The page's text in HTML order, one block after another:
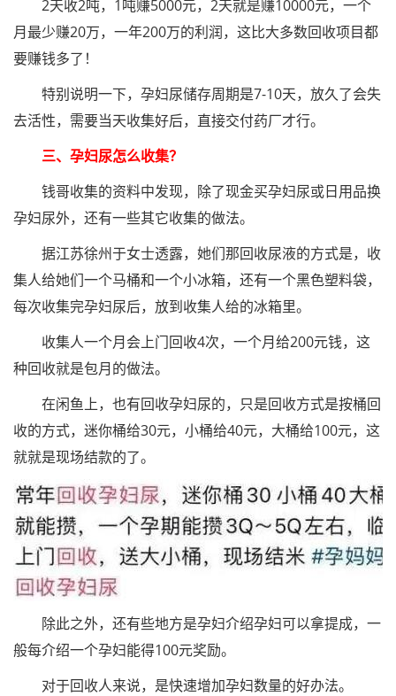
2天收2吨，1吨赚5000元，2天就是赚10000元，一个
月最少赚20万，一年200万的利润，这比大多数回收项目都
要赚钱多了！
特别说明一下，孕妇尿储存周期是7-10天，放久了会失
去活性，需要当天收集好后，直接交付药厂才行。
三、孕妇尿怎么收集？
钱哥收集的资料中发现，除了现金买孕妇尿或日用品换
孕妇尿外，还有一些其它收集的做法。
据江苏徐州于女士透露，她们那回收尿液的方式是，收
集人给她们一个马桶和一个小冰箱，还有一个黑色塑料袋，
每次收集完孕妇尿后，放到收集人给的冰箱里。
收集人一个月会上门回收4次，一个月给200元钱，这
种回收就是包月的做法。
在闲鱼上，也有回收孕妇尿的，只是回收方式是按桶回
收的方式，迷你桶给30元，小桶给40元，大桶给100元，这
就就是现场结款的了。
除此之外，还有些地方是孕妇介绍孕妇可以拿提成，一
般每介绍一个孕妇能得100元奖励。
对于回收人来说，是快速增加孕妇数量的好办法。